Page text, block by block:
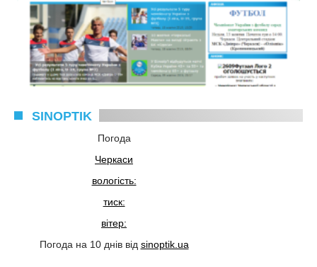
SINOPTIK
Погода
Черкаси
вологість:
тиск:
вітер:
Погода на 10 днів від sinoptik.ua